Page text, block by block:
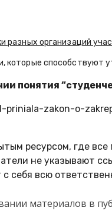
разных организаций
которые способствуют
понятия
zakon-o-
ресурсом, где
не указывают
себя всю
материалов в